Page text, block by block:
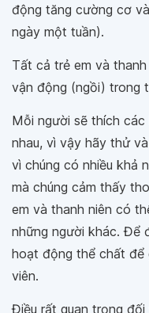
động tăng cường cơ
ngày một tuần).
Tất cả trẻ em và
vận động (ngồi) trong
Mỗi người sẽ thích
nhau, vì vậy hãy thử
vì chúng có nhiều khả
mà chúng cảm thấy
em và thanh niên có
những người khác. Để
hoạt động thể chất để
viên.
Điều rất quan trọng